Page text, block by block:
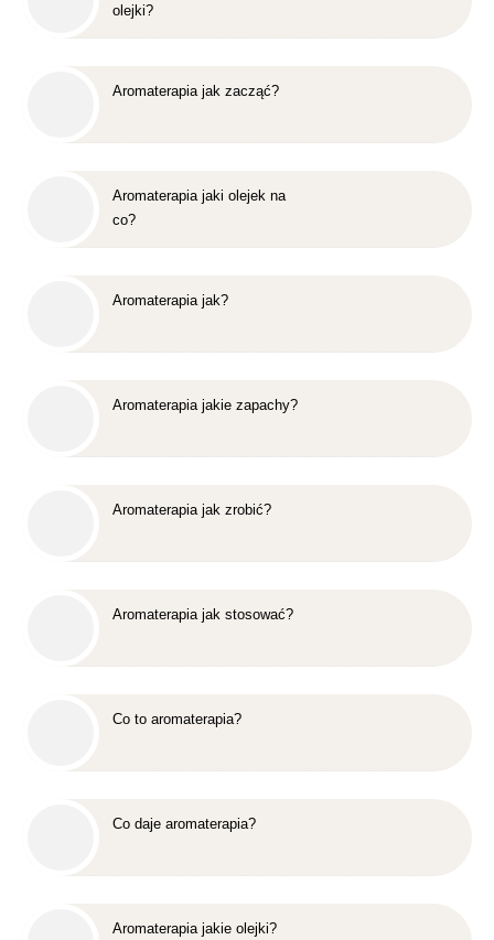
olejki?
Aromaterapia jak zacząć?
Aromaterapia jaki olejek na
co?
Aromaterapia jak?
Aromaterapia jakie zapachy?
Aromaterapia jak zrobić?
Aromaterapia jak stosować?
Co to aromaterapia?
Co daje aromaterapia?
Aromaterapia jakie olejki?